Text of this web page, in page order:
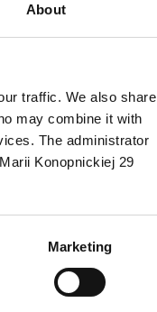
About
traffic. We also share
may combine it with
The administrator
Konopnickiej 29
Marketing